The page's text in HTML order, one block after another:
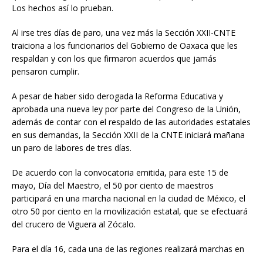
Los hechos así lo prueban.
Al irse tres días de paro, una vez más la Sección XXII-CNTE
traiciona a los funcionarios del Gobierno de Oaxaca que les
respaldan y con los que firmaron acuerdos que jamás
pensaron cumplir.
A pesar de haber sido derogada la Reforma Educativa y
aprobada una nueva ley por parte del Congreso de la Unión,
además de contar con el respaldo de las autoridades estatales
en sus demandas, la Sección XXII de la CNTE iniciará mañana
un paro de labores de tres días.
De acuerdo con la convocatoria emitida, para este 15 de
mayo, Día del Maestro, el 50 por ciento de maestros
participará en una marcha nacional en la ciudad de México, el
otro 50 por ciento en la movilización estatal, que se efectuará
del crucero de Viguera al Zócalo.
Para el día 16, cada una de las regiones realizará marchas en